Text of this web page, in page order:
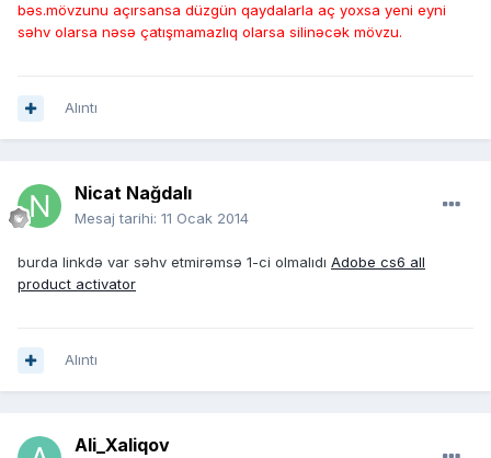
bəs.mövzunu açırsansa düzgün qaydalarla aç yoxsa yeni eyni
səhv olarsa nəsə çatışmamazlıq olarsa silinəcək mövzu.
Alıntı
Nicat Nağdalı
Mesaj tarihi: 11 Ocak 2014
burda linkdə var səhv etmirəmsə 1-ci olmalıdı Adobe cs6 all
product activator
Alıntı
Ali_Xaliqov